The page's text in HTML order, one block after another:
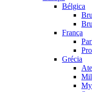
Bélgica
França
Grécia